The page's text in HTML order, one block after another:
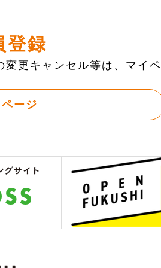
登録
更キャンセル等は、マイペ
ージ